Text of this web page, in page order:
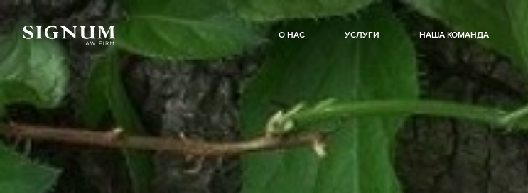
О НАС УСЛУГИ НАША КОМАНДА